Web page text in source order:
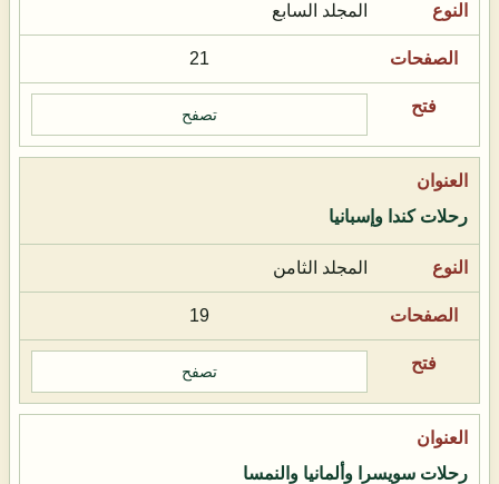
المجلد السابع
21
تصفح
رحلات كندا وإسبانيا
المجلد الثامن
19
تصفح
رحلات سويسرا وألمانيا والنمسا